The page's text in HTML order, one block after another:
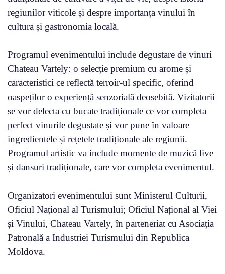
regiunilor viticole și despre importanța vinului în
cultura și gastronomia locală.
Programul evenimentului include degustare de vinuri
Chateau Vartely: o selecție premium cu arome și
caracteristici ce reflectă terroir-ul specific, oferind
oaspeților o experiență senzorială deosebită. Vizitatorii
se vor delecta cu bucate tradiționale ce vor completa
perfect vinurile degustate și vor pune în valoare
ingredientele și rețetele tradiționale ale regiunii.
Programul artistic va include momente de muzică live
și dansuri tradiționale, care vor completa evenimentul.
Organizatori evenimentului sunt Ministerul Culturii,
Oficiul Național al Turismului; Oficiul Național al Viei
și Vinului, Chateau Vartely, în parteneriat cu Asociația
Patronală a Industriei Turismului din Republica
Moldova.